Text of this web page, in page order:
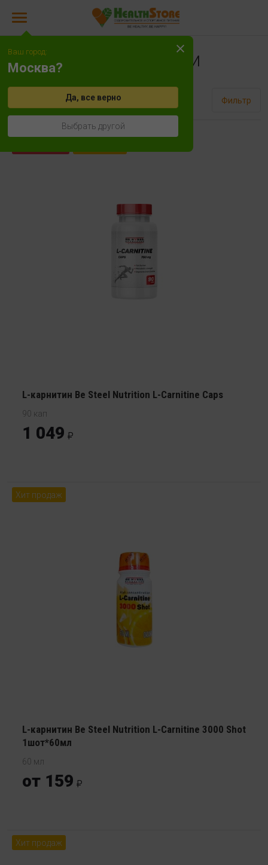
Жиросжигатели
Сортировать Фильтр
L-карнитин Be Steel Nutrition L-Carnitine Caps
90 кап
1 049
Хит продаж
L-карнитин Be Steel Nutrition L-Carnitine 3000 Shot
1шот*60мл
60 мл
от 159
Хит продаж
Ваш город:
Москва?
Да, все верно
Выбрать другой